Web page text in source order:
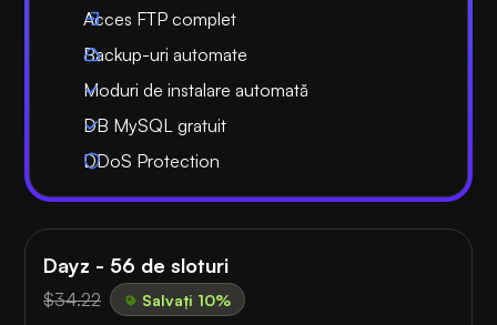
Acces FTP complet
Backup-uri automate
Moduri de instalare automată
DB MySQL gratuit
DDoS Protection
Dayz - 56 de sloturi
$34.22 Salvați 10%